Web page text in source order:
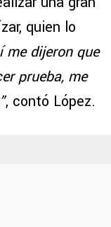
quien lo
me dijeron que
prueba, me
, contó López.